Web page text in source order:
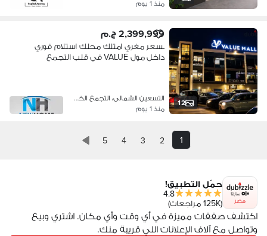
منذ 1 يوم
12
2,399,999 ج.م
بسعر مغري امتلك محلك استلام فوري
داخل مول VALUE في قلب التجمع
التسعين الشمالى، التجمع الخامس
منذ 1 يوم
1
2
3
4
5
مصر
حمّل التطبيق!
4.8
(125K مراجعات)
اكتشف صفقات مميزة في أي وقت وأي مكان. اشتري وبيع
وتواصل مع آلاف الإعلانات اللي قريبة منك.